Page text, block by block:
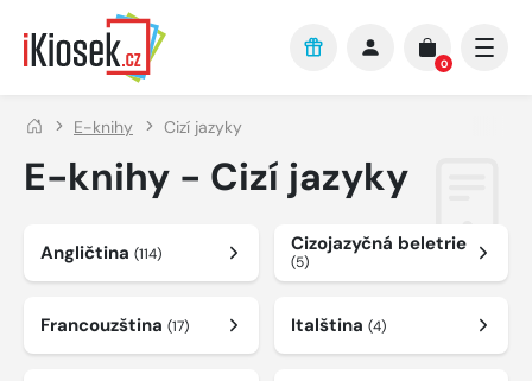
Přejít na hlavní obsah
0
E-knihy Cizí jazyky
E-knihy - Cizí jazyky
Angličtina (114) Cizojazyčná beletrie
(5)
Francouzština (17) Italština (4)